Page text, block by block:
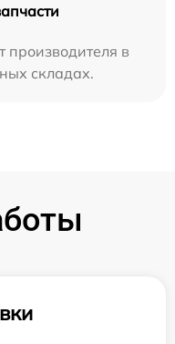
производителя в
складах.